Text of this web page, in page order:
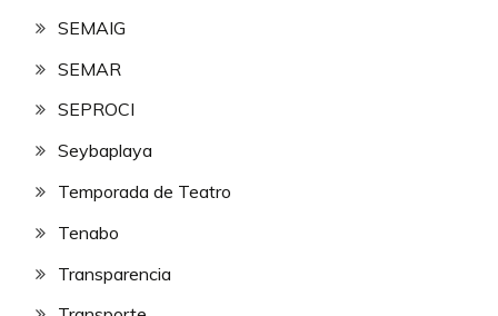
SEMAIG
SEMAR
SEPROCI
Seybaplaya
Temporada de Teatro
Tenabo
Transparencia